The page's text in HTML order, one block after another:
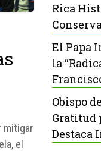
mitigar
el
Rica
El Papa
la
Obispo
Gratitud
Destaca